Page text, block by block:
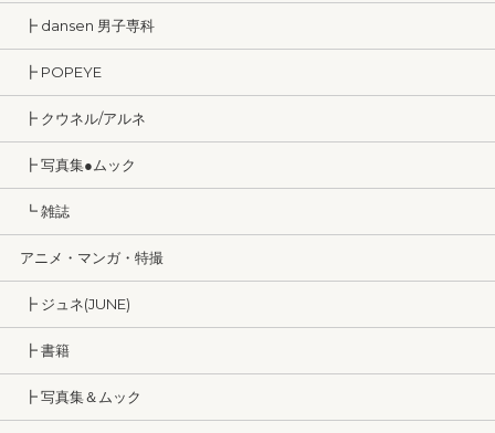
┣ dansen 男子専科
┣ POPEYE
┣ クウネル/アルネ
┣ 写真集●ムック
┗ 雑誌
アニメ・マンガ・特撮
┣ ジュネ(JUNE)
┣ 書籍
┣ 写真集＆ムック